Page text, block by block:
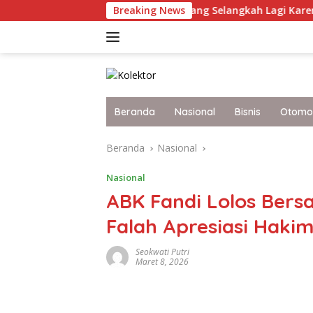
ke
Breaking News
Terkini Malaysia yang Selangkah Lagi Karena Itu Bangsa
Beranda Nasional Bisnis
Beranda Nasional
Nasional
ABK Fandi Lolos
Falah Apresiasi Hakim
Seokwati Putri
Maret 8, 2026